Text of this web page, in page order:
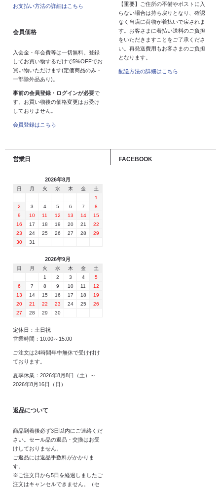
お支払い方法の詳細はこちら
会員価格
入会金・年会費等は一切無料。登録
してお買い物するだけで5%OFFでお
買い物いただけます(定価商品のみ・
一部除外品あり)。
事前の会員登録・ログインが必要で
す。お買い物後の価格変更はお受け
しておりません。
会員登録はこちら
【重要】ご住所の不備やポストに入
らない場合は持ち戻りとなり、確認
なく当店に荷物が着払いで戻されま
す。お客さまに着払い送料のご負担
をいただきますことをご了承くださ
い。再発送費用もお客さまのご負担
となります。
配送方法の詳細はこちら
営業日
2026年8月
日 月 火 水 木 金
土
1
2
3 4 5 6 7
8
9
10 11 12 13 14
15
16
17 18 19 20 21
22
23
24 25 26 27 28
29
30
31
2026年9月
日 月 火 水 木 金
土
1
2 3 4
5
6
7 8 9 10 11
12
13
14 15 16 17 18
19
20
21 22 23 24 25
26
27
28 29 30
定休日：土日祝
営業時間：10:00～15:00
ご注文は24時間年中無休で受け付け
ております。
夏季休業：2026年8月8日（土）～
2026年8月16日（日）
返品について
商品到着後必ず3日以内にご連絡くだ
さい。セール品の返品・交換はお受
けしておりません。
ご返品には返品手数料がかかりま
す。
※ご注文日から5日を経過しましたご
注文はキャンセルできません。（セ
FACEBOOK